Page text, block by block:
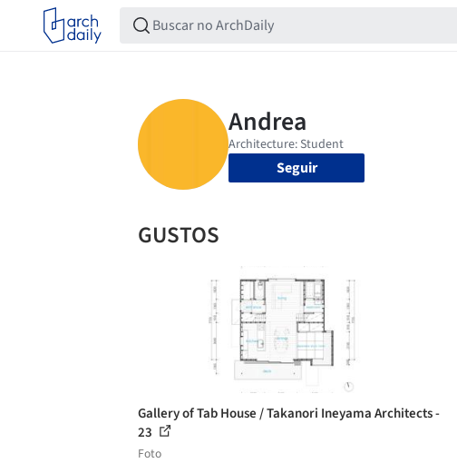
Seguir
GUSTOS
Gallery of Tab House / Takanori Ineyama Architects -
23
Foto